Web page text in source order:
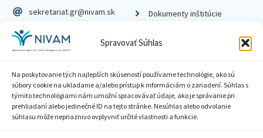
Spravovať Súhlas
Na poskytovanie tých najlepších skúseností používame technológie, ako sú
súbory cookie na ukladanie a/alebo prístup k informáciám o zariadení. Súhlas s
týmito technológiami nám umožní spracovávať údaje, ako je správanie pri
prehliadaní alebo jedinečné ID na tejto stránke. Nesúhlas alebo odvolanie
súhlasu môže nepriaznivo ovplyvniť určité vlastnosti a funkcie.
sekretariat.gr@nivam.sk
IČO: 00164348
DIČ: 2020798714
Dokumenty inštitúcie
Zásady ochrany súkromia